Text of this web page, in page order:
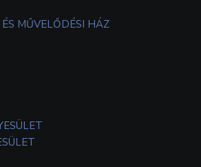
MŰVELŐDÉSI HÁZ